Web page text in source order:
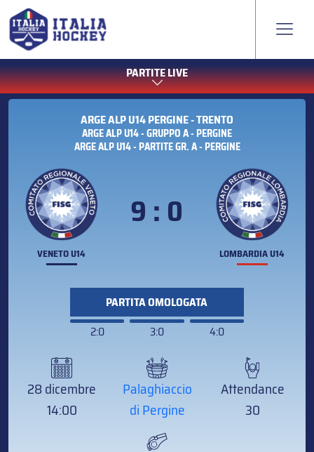
PARTITE LIVE
ARGE ALP U14 PERGINE - TRENTO
ARGE ALP U14 - GRUPPO A - PERGINE
ARGE ALP U14 - PARTITE GR. A - PERGINE
VENETO U14
9 : 0
LOMBARDIA U14
PARTITA OMOLOGATA
2:0
3:0 4:0
28 dicembre
14:00
Palaghiaccio
di Pergine
Attendance
30